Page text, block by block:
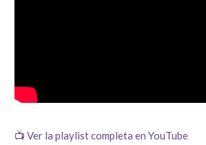
📺 Ver la playlist completa en YouTube